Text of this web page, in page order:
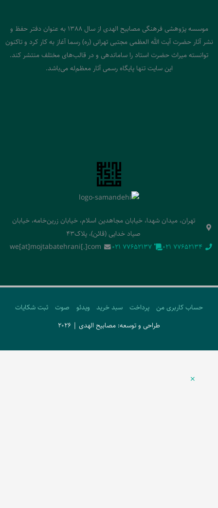
موسسه پژوهشی فرهنگی مصابیح الهدی از سال 1388 به عنوان دفتر حفظ و
نشر آثار حضرت آیت الله العظمی مجتبی تهرانی (ره) رسما آغاز به کار کرد و تاکنون
توانسته میراث حضرت استاد را ساماندهی و در قالب‌های مختلف منتشر کند.
این سایت تنها پایگاه رسمی آثار معظم‌له می‌باشد.
تهران، میدان شهدا، خیابان مجاهدین اسلام، خیابان زرین‌خامه، خیابان
صیاد خدایی (قائن)، پلاک43
‭021 77652134‬
‭021 77652137‬
we[at]mojtabatehrani[.]com
حساب کاربری من پرداخت سبد خرید ویدئو صوت
ثبت شکایات
طراحی و توسعه: مصابیح الهدی | 2026